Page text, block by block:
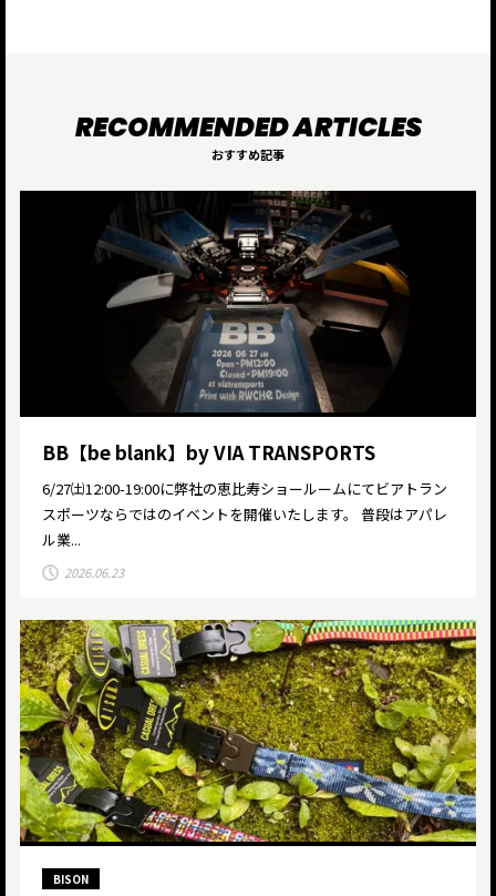
おすすめ記事
BB【be blank】by VIA TRANSPORTS
6/27㈯12:00-19:00に弊社の恵比寿ショールームにてビアトラン
スポーツならではのイベントを開催いたします。 普段はアパレ
ル業...
2026.06.23
BISON